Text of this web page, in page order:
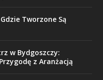
Tworzone Są
w Bydgoszczy:
z Aranżacją